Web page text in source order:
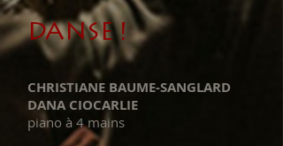
DANSE !
CHRISTIANE BAUME-SANGLARD
DANA CIOCARLIE
piano à 4 mains